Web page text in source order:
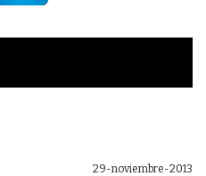
29-noviembre-2013